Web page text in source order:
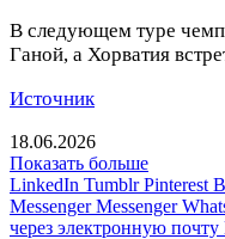
В следующем туре
Ганой, а Хорватия
Источник
18.06.2026
Показать больше
LinkedIn Tumblr Pinterest
Messenger Messenger
через электронную почту